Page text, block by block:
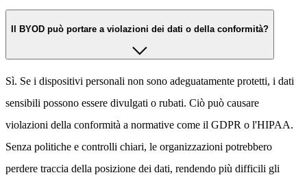
Il BYOD può portare a violazioni dei dati o della conformità?
Sì. Se i dispositivi personali non sono adeguatamente protetti, i dati
sensibili possono essere divulgati o rubati. Ciò può causare
violazioni della conformità a normative come il GDPR o l'HIPAA.
Senza politiche e controlli chiari, le organizzazioni potrebbero
perdere traccia della posizione dei dati, rendendo più difficili gli